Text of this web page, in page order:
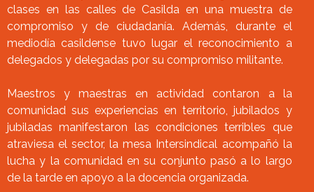
clases en las calles de Casilda en una muestra de
compromiso y de ciudadanía. Además, durante el
mediodía casildense tuvo lugar el reconocimiento a
delegados y delegadas por su compromiso militante.
Maestros y maestras en actividad contaron a la
comunidad sus experiencias en territorio, jubilados y
jubiladas manifestaron las condiciones terribles que
atraviesa el sector, la mesa Intersindical acompañó la
lucha y la comunidad en su conjunto pasó a lo largo
de la tarde en apoyo a la docencia organizada.